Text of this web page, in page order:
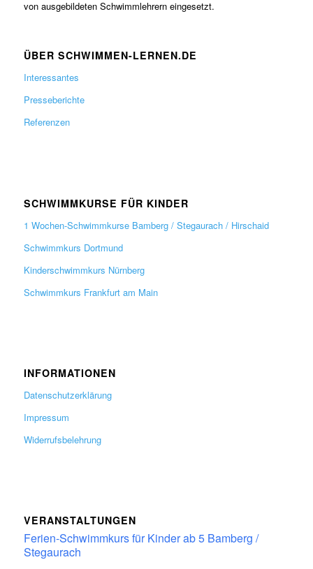
von ausgebildeten Schwimmlehrern eingesetzt.
ÜBER SCHWIMMEN-LERNEN.DE
Interessantes
Presseberichte
Referenzen
SCHWIMMKURSE FÜR KINDER
1 Wochen-Schwimmkurse Bamberg / Stegaurach / Hirschaid
Schwimmkurs Dortmund
Kinderschwimmkurs Nürnberg
Schwimmkurs Frankfurt am Main
INFORMATIONEN
Datenschutzerklärung
Impressum
Widerrufsbelehrung
VERANSTALTUNGEN
Ferien-Schwimmkurs für Kinder ab 5 Bamberg /
Stegaurach